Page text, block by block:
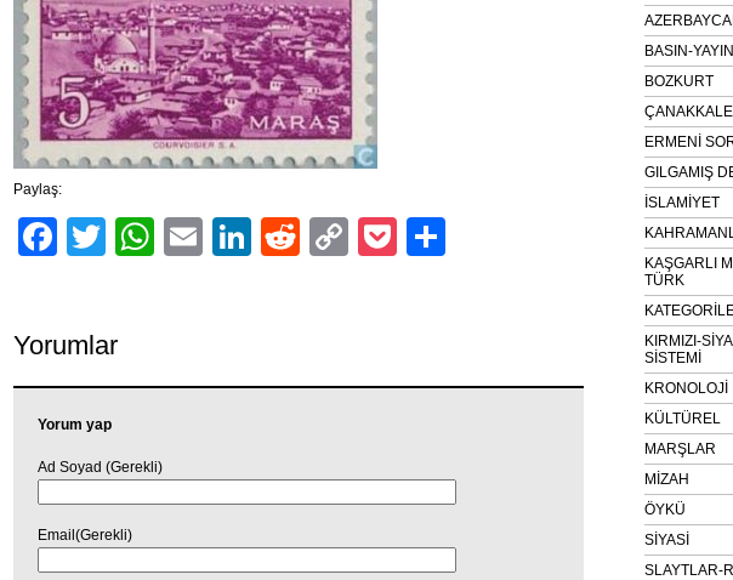
Paylaş:
Facebook
TwitterWhatsApp
EmailLinkedIn
RedditCopyPocket
Yorumlar
Yorum yap
Ad Soyad (Gerekli)
Email(Gerekli)
BASIN-YAYIN
BOZKURT
ÇANAKKALE
ERMENİ
GILGAMIŞ
İSLAMİYET
KAŞGARLI
TÜRK
KIRMIZI-
SİSTEMİ
KRONOLOJİ
KÜLTÜREL
MARŞLAR
MİZAH
ÖYKÜ
SİYASİ
SLAYTLAR-